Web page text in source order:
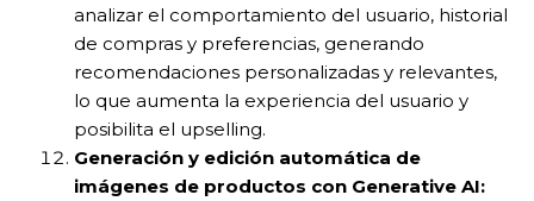
analizar el comportamiento del usuario, historial
de compras y preferencias, generando
recomendaciones personalizadas y relevantes,
lo que aumenta la experiencia del usuario y
posibilita el upselling.
Generación y edición automática de
imágenes de productos con Generative AI: